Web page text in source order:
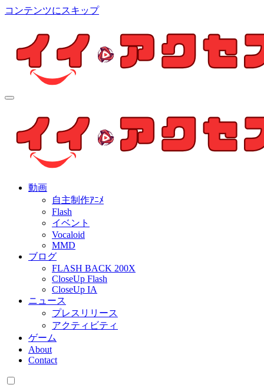
コンテンツにスキップ
個人制作アニメを中心とした動画紹介ブログ
動画
自主制作ｱﾆﾒ
Flash
イベント
Vocaloid
MMD
ブログ
FLASH BACK 200X
CloseUp Flash
CloseUp IA
ニュース
プレスリリース
アクティビティ
ゲーム
About
Contact